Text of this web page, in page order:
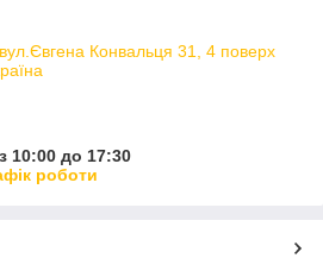
Конвальця 31, 4 поверх
10:00 до 17:30
роботи